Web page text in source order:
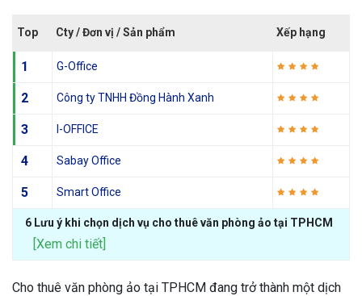
Top Cty / Đơn vị / Sản phẩm Xếp hạng
1 G-Office
2 Công ty TNHH Đồng Hành Xanh
3 I-OFFICE
4 Sabay Office
5 Smart Office
6 Lưu ý khi chọn dịch vụ cho thuê văn phòng ảo tại TPHCM
[Xem chi tiết]
Cho thuê văn phòng ảo tại TPHCM đang trở thành một dịch